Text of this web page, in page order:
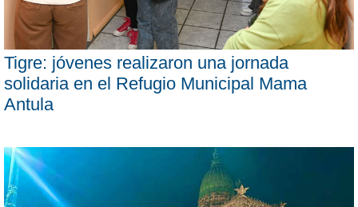
Tigre: jóvenes realizaron una jornada
solidaria en el Refugio Municipal Mama
Antula